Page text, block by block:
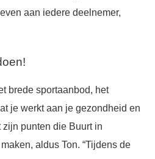
aan iedere deelnemer,
brede sportaanbod, het
je werkt aan je gezondheid en
punten die Buurt in
aldus Ton. “Tijdens de